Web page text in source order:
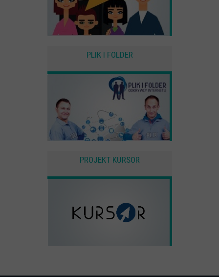
PLIK I FOLDER
PROJEKT KURSOR